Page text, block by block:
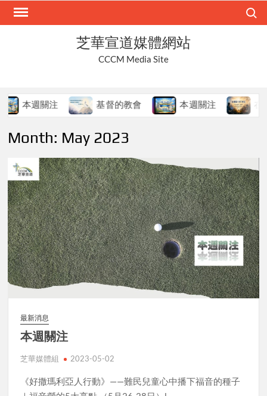
Skip
芝華宣道媒體網站
CCCM Media Site
本週關注 基督的教會 本週關注 在變局
Month: May 2023
最新消息
本週關注
芝華媒體組 2023-05-02
《好撒瑪利亞人行動》——難民兒童心中播下福音的種子